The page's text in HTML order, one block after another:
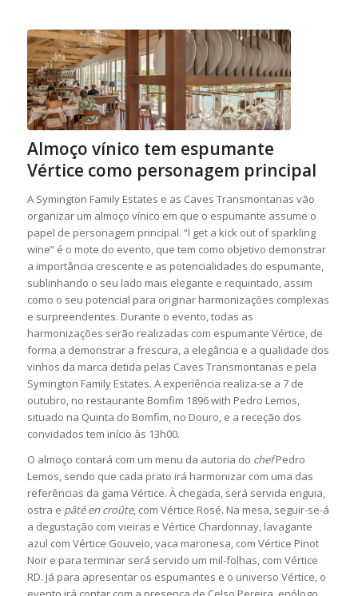
Almoço vínico tem espumante
Vértice como personagem principal
A Symington Family Estates e as Caves Transmontanas vão
organizar um almoço vínico em que o espumante assume o
papel de personagem principal. “I get a kick out of sparkling
wine” é o mote do evento, que tem como objetivo demonstrar
a importância crescente e as potencialidades do espumante,
sublinhando o seu lado mais elegante e requintado, assim
como o seu potencial para originar harmonizações complexas
e surpreendentes. Durante o evento, todas as
harmonizações serão realizadas com espumante Vértice, de
forma a demonstrar a frescura, a elegância e a qualidade dos
vinhos da marca detida pelas Caves Transmontanas e pela
Symington Family Estates. A experiência realiza-se a 7 de
outubro, no restaurante Bomfim 1896 with Pedro Lemos,
situado na Quinta do Bomfim, no Douro, e a receção dos
convidados tem início às 13h00.
O almoço contará com um menu da autoria do chefPedro
Lemos, sendo que cada prato irá harmonizar com uma das
referências da gama Vértice. À chegada, será servida enguia,
ostra e pâté en croûte, com Vértice Rosé. Na mesa, seguir-se-á
a degustação com vieiras e Vértice Chardonnay, lavagante
azul com Vértice Gouveio, vaca maronesa, com Vértice Pinot
Noir e para terminar será servido um mil-folhas, com Vértice
RD. Já para apresentar os espumantes e o universo Vértice, o